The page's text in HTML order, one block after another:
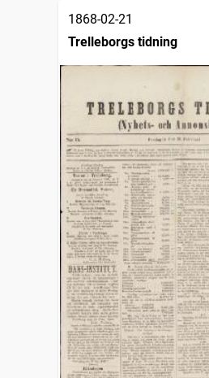
1868-02-21
Trelleborgs tidning